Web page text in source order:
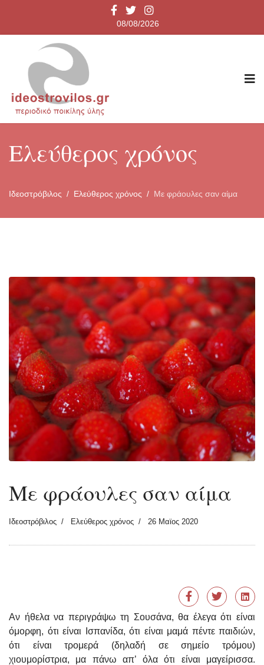
08/08/2026
Ελεύθερος χρόνος
Ιδεοστρόβιλος Ελεύθερος χρόνος Με φράουλες σαν αίμα
Με φράουλες σαν αίμα
Ιδεοστρόβιλος Ελεύθερος χρόνος 26 Μαϊος 2020
Αν ήθελα να περιγράψω τη Σουσάνα, θα έλεγα ότι είναι
όμορφη, ότι είναι Ισπανίδα, ότι είναι μαμά πέντε παιδιών,
ότι είναι τρομερά (δηλαδή σε σημείο τρόμου)
χιουμορίστρια, μα πάνω απ’ όλα ότι είναι μαγείρισσα.